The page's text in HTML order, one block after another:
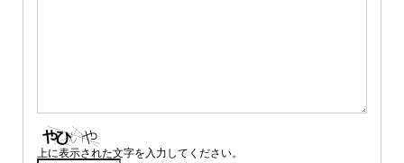
上に表示された文字を入力してください。